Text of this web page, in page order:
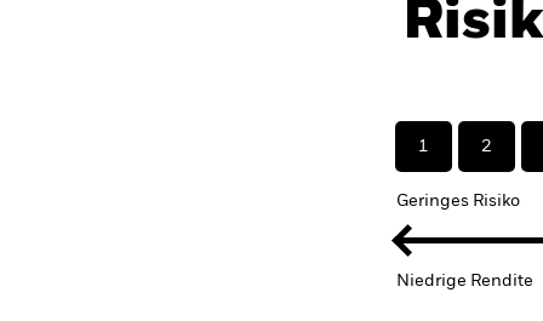
1 2
Geringes Risiko
Niedrige Rendite